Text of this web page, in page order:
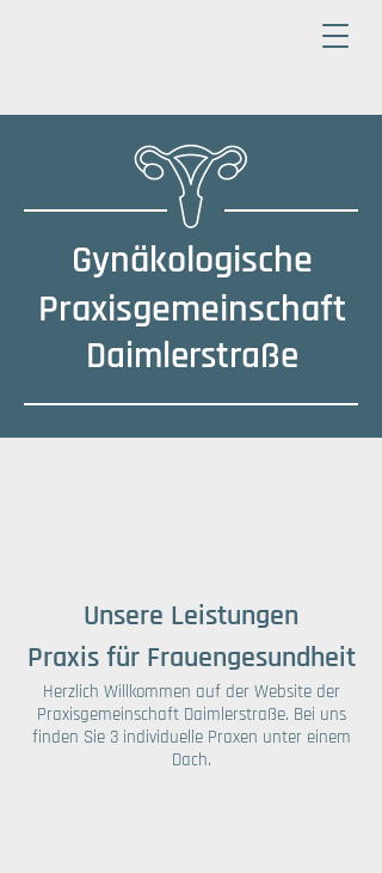
Gynäkologische
Praxisgemeinschaft
Daimlerstraße
Unsere Leistungen
Praxis für Frauengesundheit
Herzlich Willkommen auf der Website der
Praxisgemeinschaft Daimlerstraße. Bei uns
finden Sie 3 individuelle Praxen unter einem
Dach.